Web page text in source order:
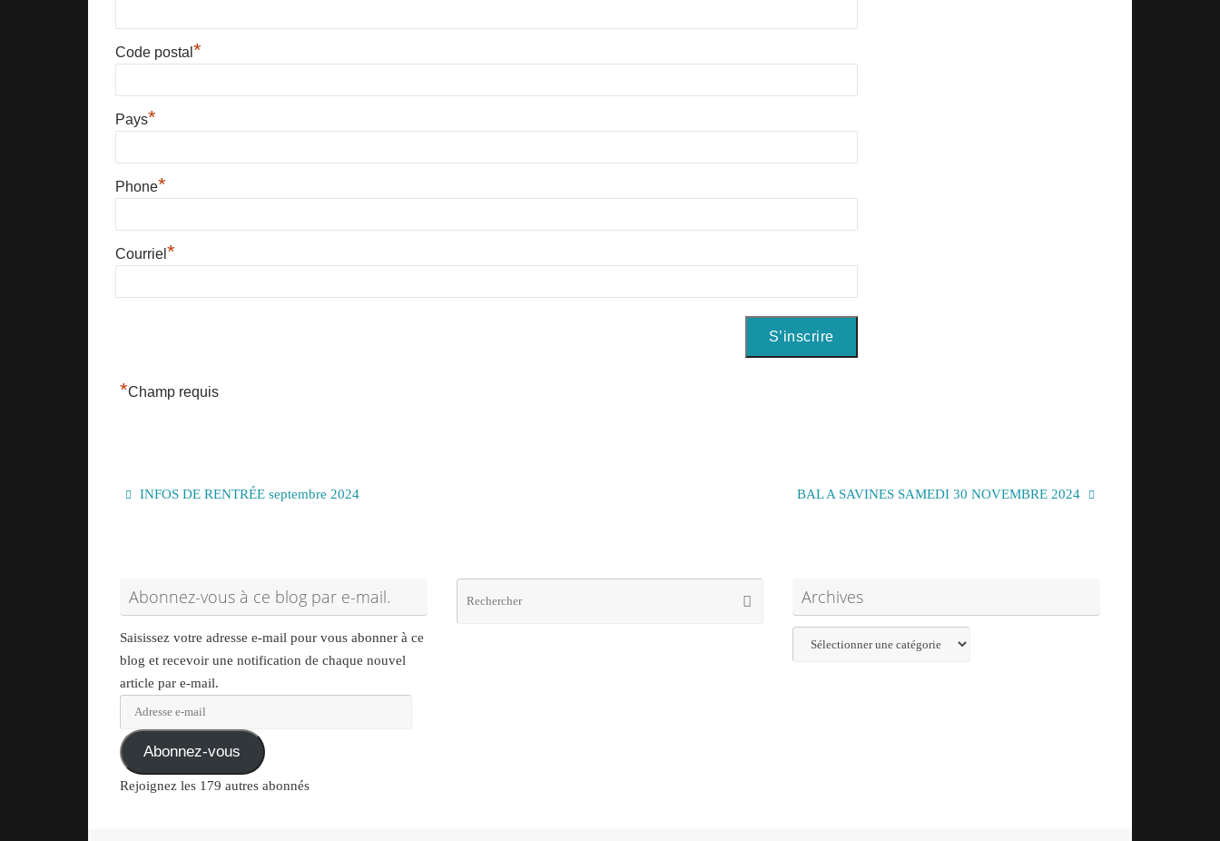
Code postal *
Pays*
Phone*
Courriel *
*Champ requis
INFOS DE RENTRÉE septembre 2024 BAL A SAVINES SAMEDI 30 NOVEMBRE 2024
Abonnez-vous à ce blog par e-mail.
Saisissez votre adresse e-mail pour vous abonner à ce
blog et recevoir une notification de chaque nouvel
article par e-mail.
Adresse
e-
mail Abonnez-vous
Rejoignez les 179 autres abonnés
Recherche
RechercherArchives